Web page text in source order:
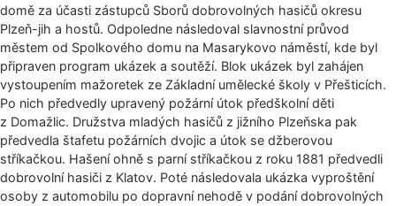
domě za účasti zástupců Sborů dobrovolných hasičů okresu
Plzeň-jih a hostů. Odpoledne následoval slavnostní průvod
městem od Spolkového domu na Masarykovo náměstí, kde byl
připraven program ukázek a soutěží. Blok ukázek byl zahájen
vystoupením mažoretek ze Základní umělecké školy v Přešticích.
Po nich předvedly upravený požární útok předškolní děti
z Domažlic. Družstva mladých hasičů z jižního Plzeňska pak
předvedla štafetu požárních dvojic a útok se džberovou
stříkačkou. Hašení ohně s parní stříkačkou z roku 1881 předvedli
dobrovolní hasiči z Klatov. Poté následovala ukázka vyproštění
osoby z automobilu po dopravní nehodě v podání dobrovolných